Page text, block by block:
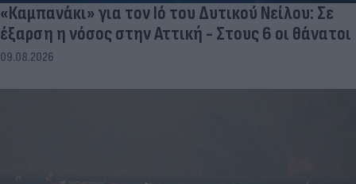
«Καμπανάκι» για τον Ιό του Δυτικού Νείλου: Σε
έξαρση η νόσος στην Αττική - Στους 6 οι θάνατοι
09.08.2026